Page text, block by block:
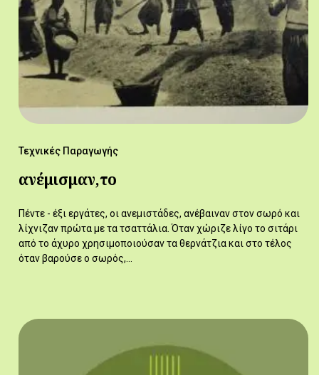
Τεχνικές Παραγωγής
ανέμισμαν,το
Πέντε - έξι εργάτες, οι ανεμιστάδες, ανέβαιναν στον σωρό και
λίχνιζαν πρώτα με τα τσαττάλια. Όταν χώριζε λίγο το σιτάρι
από το άχυρο χρησιμοποιούσαν τα θερνάτζια και στο τέλος
όταν βαρούσε ο σωρός,…